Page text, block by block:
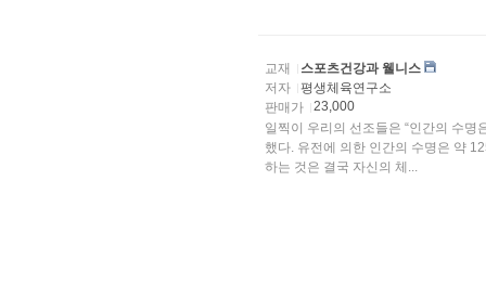
교재
스포츠건강과 웰니스
저자
평생체육연구소
판매가
23,000
일찍이 우리의 선조들은 “인간의 수명
했다. 유전에 의한 인간의 수명은 약
하는 것은 결국 자신의 체...